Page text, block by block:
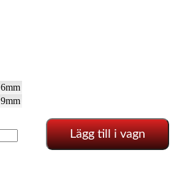
6mm
9mm
Lägg till i vagn